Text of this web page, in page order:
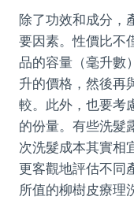
除了功效和成分，
要因素。性價比不
品的容量（毫升數
升的價格，然後再
較。此外，也要考
的份量。有些洗髮
次洗髮成本其實相
更客觀地評估不同
所值的柳樹皮療理